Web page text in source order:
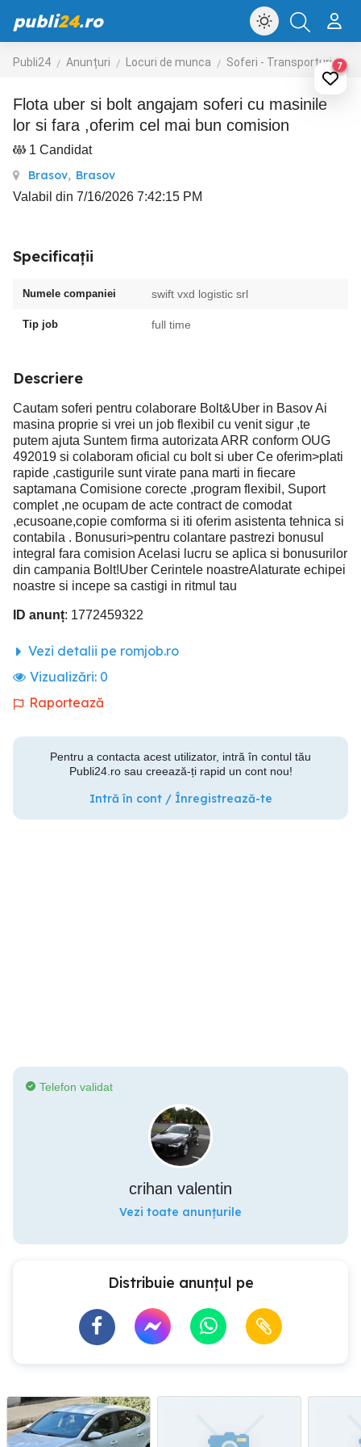
publi24.ro
Publi24 Anunțuri Locuri de munca Soferi - Transporturi 7
flota uber si bolt angajam soferi cu masinile
lor si fara ,oferim cel mai bun comision
1 Candidat
Brasov, Brasov
Valabil din 7/16/2026 7:42:15 PM
Specificații
Numele companiei swift vxd logistic srl
Tip job full time
Descriere
Cautam soferi pentru colaborare Bolt&Uber in Basov Ai
masina proprie si vrei un job flexibil cu venit sigur ,te
putem ajuta Suntem firma autorizata ARR conform OUG
492019 si colaboram oficial cu bolt si uber Ce oferim>plati
rapide ,castigurile sunt virate pana marti in fiecare
saptamana Comisione corecte ,program flexibil, Suport
complet ,ne ocupam de acte contract de comodat
,ecusoane,copie comforma si iti oferim asistenta tehnica si
contabila . Bonusuri>pentru colantare pastrezi bonusul
integral fara comision Acelasi lucru se aplica si bonusurilor
din campania Bolt!Uber Cerintele noastreAlaturate echipei
noastre si incepe sa castigi in ritmul tau
ID anunț: 1772459322
Vezi detalii pe romjob.ro
Vizualizări: 0
Raportează
Pentru a contacta acest utilizator, intră în contul tău
Publi24.ro sau creează-ți rapid un cont nou!
Intră în cont / Înregistrează-te
Telefon validat
crihan valentin
Vezi toate anunțurile
Distribuie anunțul pe